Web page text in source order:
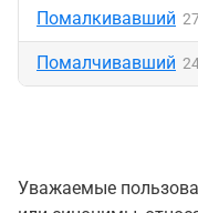
Помалкивавший
Помалчивавший
Уважаемые